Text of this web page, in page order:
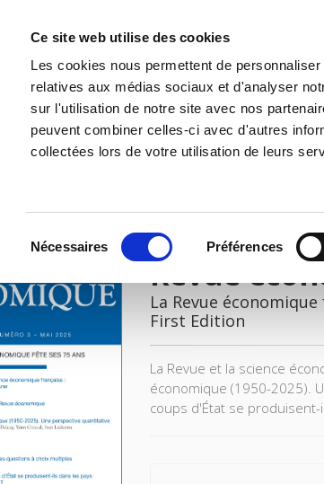
Ce site web utilise des cookies
Les cookies nous permettent de
relatives aux médias sociaux et d'analyser
sur l'utilisation de notre site avec nos
peuvent combiner celles-ci avec d'autres
collectées lors de votre utilisation de leurs
Nécessaires Préférences
Home
76-3, mai 2025
Revue
La Revue
First Edition
La Revue et la science
économique (1950-2025).
coups d'État se